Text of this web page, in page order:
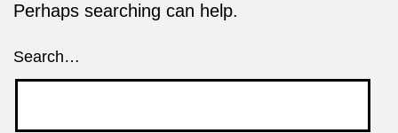
Perhaps searching can help.
Search…